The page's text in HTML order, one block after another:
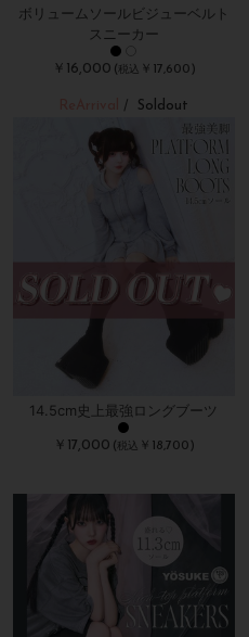
ボリュームソールビジューベルト
スニーカー
￥16,000 (税込 ￥17,600)
/ Soldout
14.5cm史上最強ロングブーツ
￥17,000 (税込 ￥18,700)